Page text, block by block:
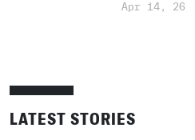
Apr 14, 26
LATEST STORIES